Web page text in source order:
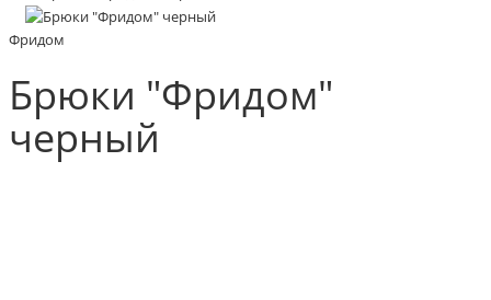
Фридом
Брюки "Фридом"
черный